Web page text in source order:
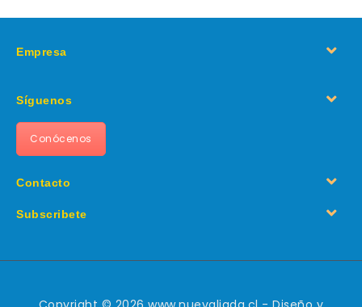
Empresa
Síguenos
Conócenos
Contacto
Subscribete